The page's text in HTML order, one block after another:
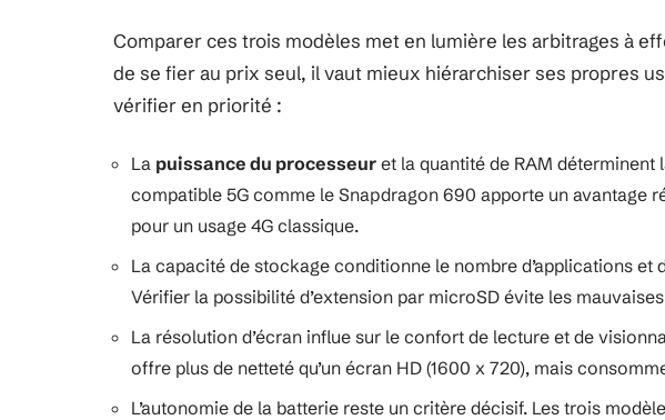
Comparer ces trois modèles met en lumière les arbitrages à
de se fier au prix seul, il vaut mieux hiérarchiser ses propres
vérifier en priorité :
La puissance du processeur et la quantité de RAM
compatible 5G comme le Snapdragon 690 apporte un avantage
pour un usage 4G classique.
La capacité de stockage conditionne le nombre d’applications
Vérifier la possibilité d’extension par microSD évite les
La résolution d’écran influe sur le confort de lecture et de
offre plus de netteté qu’un écran HD (1600 x 720), mais
L’autonomie de la batterie reste un critère décisif. Les trois